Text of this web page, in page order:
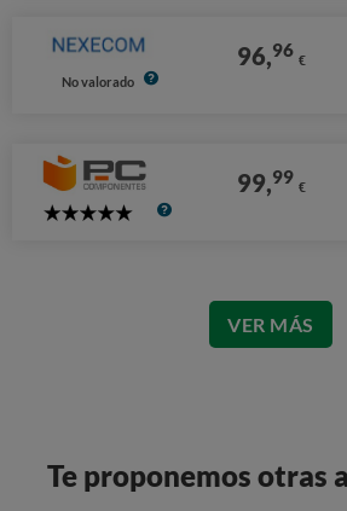
No valorado
96,96 €
5
99,99 €
VER MÁS
Te proponemos otras